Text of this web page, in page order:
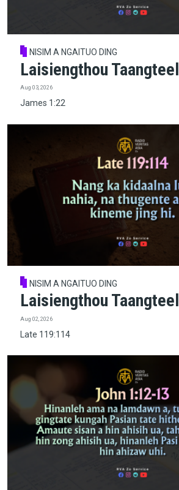
NISIM A NGAITUO DING
Laisiengthou Taangteel
Aug 03, 2026
James 1:22
NISIM A NGAITUO DING
Laisiengthou Taangteel
Aug 02, 2026
Late 119:114